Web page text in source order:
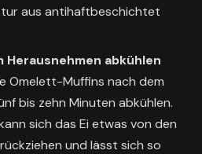
aus antihaftbeschichtet
Herausnehmen abkühlen
Omelett-Muffins nach dem
bis zehn Minuten abkühlen.
sich das Ei etwas von den
und lässt sich so